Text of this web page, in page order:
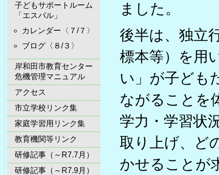
子どもサポートルーム
「エスパル」
カレンダー〈７/７〉
ブログ〈８/３〉
岸和田市教育センター
危機管理マニュアル
アクセス
市立学校リンク集
家庭学習用リンク集
教育機関等リンク
研修記事（～R7.7月）
研修記事（～R7.9月）
ました。
後半は、独立
標本等）を用
い」が子ども
ながることを
学力・学習状
取り上げ、ど
かせることが